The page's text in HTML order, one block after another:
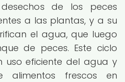
de los peces
a las plantas, y a su
el agua, que luego
de peces. Este ciclo
uso eficiente del agua y
alimentos frescos en